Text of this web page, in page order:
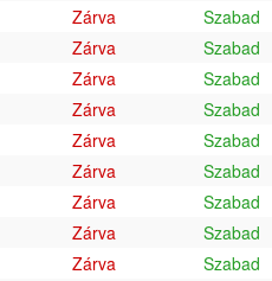
Zárva Szabad
Zárva Szabad
Zárva Szabad
Zárva Szabad
Zárva Szabad
Zárva Szabad
Zárva Szabad
Zárva Szabad
Zárva Szabad